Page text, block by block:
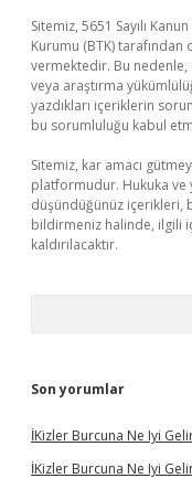
Sitemiz, 5651 Sayılı
Kurumu (BTK) tarafından
vermektedir. Bu
veya araştırma
yazdıkları içeriklerin
bu sorumluluğu kabul
Sitemiz, kar amacı
platformudur. Hukuka ve
düşündüğünüz içerikleri,
bildirmeniz halinde, ilgili
kaldırılacaktır.
Son yorumlar
İKizler Burcuna Ne Iyi
İKizler Burcuna Ne Iyi